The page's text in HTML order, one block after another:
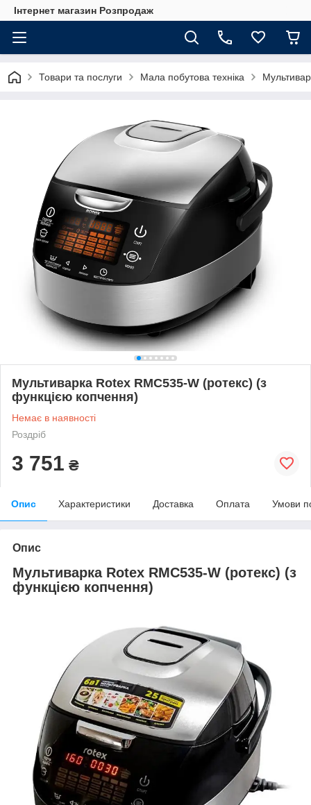
Інтернет магазин Розпродаж
Товари та послуги Мала побутова техніка
Мультиварка Rotex RMC535-W (ротекс) (з
функцією копчення)
Немає в наявності
Роздріб
3 751 ₴
Опис Характеристики Доставка Оплата Умови
Опис
Мультиварка Rotex RMC535-W (ротекс) (з
функцією копчення)